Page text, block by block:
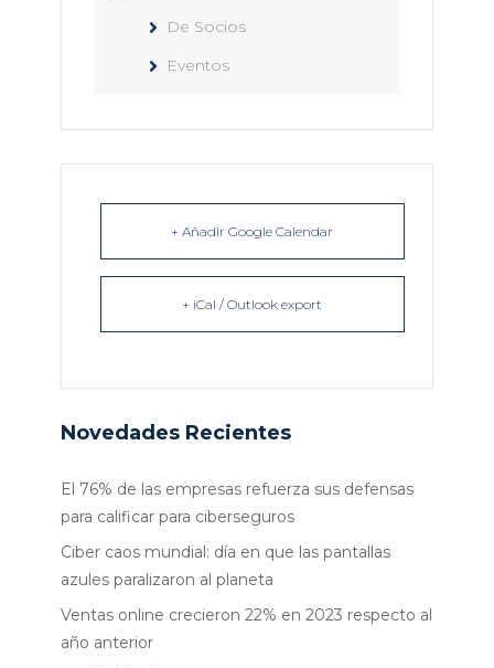
De Socios
Eventos
+ Añadir Google Calendar
+ iCal / Outlook export
Novedades Recientes
El 76% de las empresas refuerza sus defensas
para calificar para ciberseguros
Ciber caos mundial: día en que las pantallas
azules paralizaron al planeta
Ventas online crecieron 22% en 2023 respecto al
año anterior